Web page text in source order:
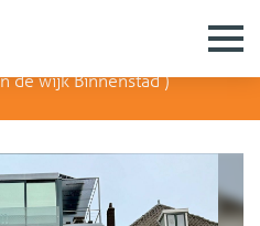
de wijk Binnenstad)